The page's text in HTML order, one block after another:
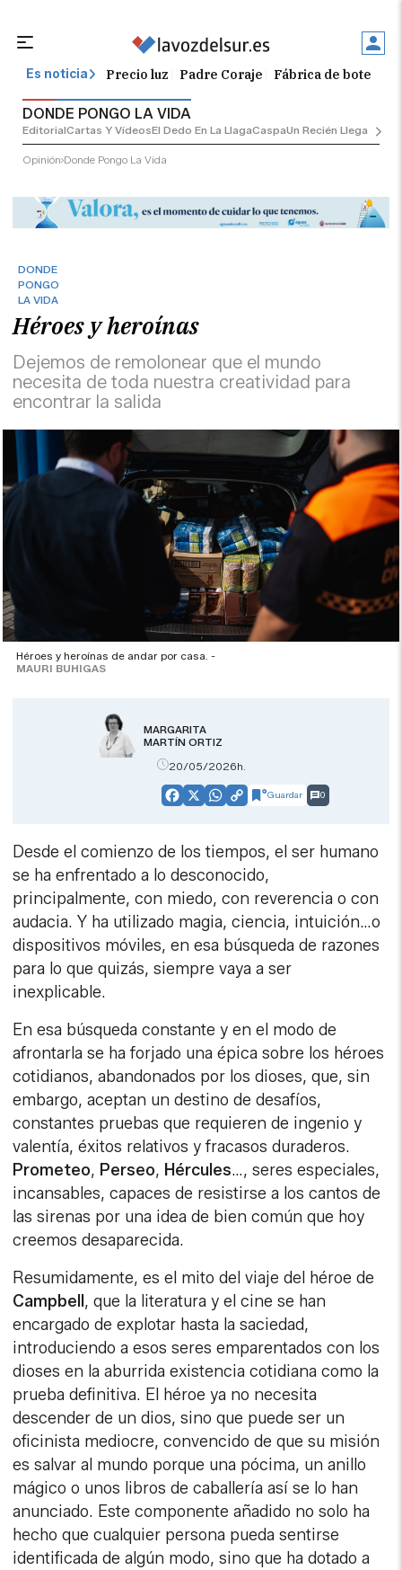
Es noticia Precio luz Padre Coraje Fábrica de botellas
DONDE PONGO LA VIDA
EditorialCartas Y VídeosEl Dedo En La LlagaCaspaUn Recién Llegado
Opinión Donde Pongo La Vida
DONDE
PONGO
LA VIDA
Héroes y heroínas
Dejemos de remolonear que el mundo
necesita de toda nuestra creatividad para
encontrar la salida
Héroes y heroínas de andar por casa. -
MAURI BUHIGAS
MARGARITA
MARTÍN ORTIZ
20/05/2026h.
Facebook
X WhatsApp
CopyGuardar 0
Desde el comienzo de los tiempos, el ser humano
se ha enfrentado a lo desconocido,
principalmente, con miedo, con reverencia o con
audacia. Y ha utilizado magia, ciencia, intuición…o
dispositivos móviles, en esa búsqueda de razones
para lo que quizás, siempre vaya a ser
inexplicable.
En esa búsqueda constante y en el modo de
afrontarla se ha forjado una épica sobre los héroes
cotidianos, abandonados por los dioses, que, sin
embargo, aceptan un destino de desafíos,
constantes pruebas que requieren de ingenio y
valentía, éxitos relativos y fracasos duraderos.
Prometeo, Perseo, Hércules…, seres especiales,
incansables, capaces de resistirse a los cantos de
las sirenas por una idea de bien común que hoy
creemos desaparecida.
Resumidamente, es el mito del viaje del héroe de
Campbell , que la literatura y el cine se han
encargado de explotar hasta la saciedad,
introduciendo a esos seres emparentados con los
dioses en la aburrida existencia cotidiana como la
prueba definitiva. El héroe ya no necesita
descender de un dios, sino que puede ser un
oficinista mediocre, convencido de que su misión
es salvar al mundo porque una pócima, un anillo
mágico o unos libros de caballería así se lo han
anunciado. Este componente añadido no solo ha
hecho que cualquier persona pueda sentirse
identificada de algún modo, sino que ha dotado a